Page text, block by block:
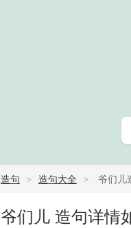
造句 造句大全 爷们儿
爷们儿 造句详情